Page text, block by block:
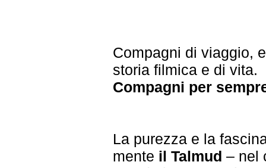
Compagni di viaggio,
storia filmica e di vita.
Compagni per
La purezza e la
mente il Talmud – nel